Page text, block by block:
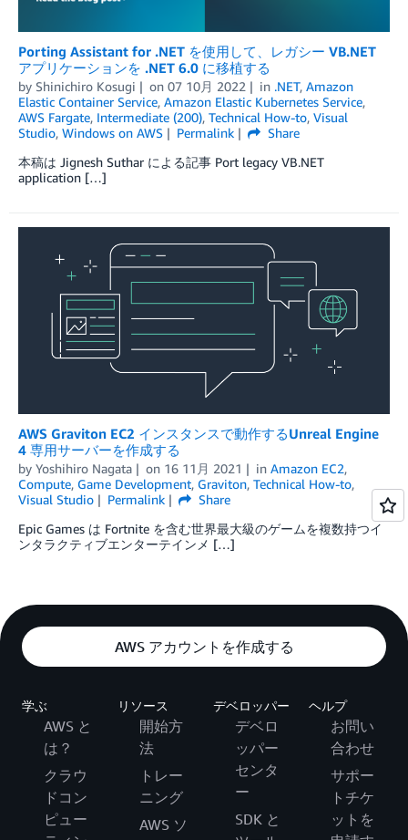
Porting Assistant for .NET を使用して、レガシー VB.NET
アプリケーションを .NET 6.0 に移植する
by Shinichiro Kosugi on 07 10月 2022 in .NET, Amazon
Elastic Container Service, Amazon Elastic Kubernetes Service,
AWS Fargate, Intermediate (200), Technical How-to, Visual
Studio, Windows on AWS Permalink
Share
本稿は Jignesh Suthar による記事 Port legacy VB.NET
application […]
AWS Graviton EC2 インスタンスで動作するUnreal Engine
4 専用サーバーを作成する
by Yoshihiro Nagata on 16 11月 2021 in Amazon EC2,
Compute, Game Development, Graviton, Technical How-to,
Visual Studio
Permalink
Share
Epic Games は Fortnite を含む世界最大級のゲームを複数持つイ
ンタラクティブエンターテインメ […]
AWS アカウントを作成する
学ぶ
AWS と
は？
クラウ
ドコン
ピュー
リソース
開始方
法
トレー
ニング
AWS ソ
デベロッパー
デベロ
ッパー
センタ
ー
SDK と
ヘルプ
お問い
合わせ
サポー
トチケ
ットを